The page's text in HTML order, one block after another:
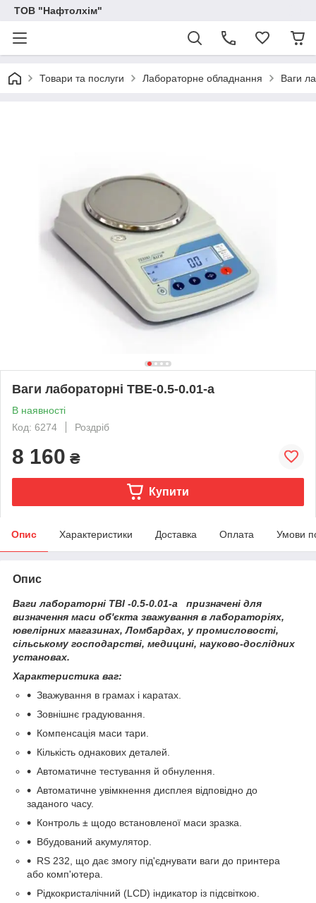
ТОВ "Нафтолхім"
Товари та послуги Лабораторне обладнання Ваги
Ваги лабораторні TBE-0.5-0.01-а
В наявності
Код: 6274
Роздріб
8 160 ₴
Купити
Опис Характеристики Доставка Оплата Умови
Опис
Ваги лабораторні ТВІ -0.5-0.01-а призначені для
визначення маси об'єкта зважування в лабораторіях,
ювелірних магазинах, Ломбардах, у промисловості,
сільському господарстві, медицині, науково-дослідних
установах.
Характеристика ваг:
Зважування в грамах і каратах.
Зовнішнє градуювання.
Компенсація маси тари.
Кількість однакових деталей.
Автоматичне тестування й обнулення.
Автоматичне увімкнення дисплея відповідно до
заданого часу.
Контроль ± щодо встановленої маси зразка.
Вбудований акумулятор.
RS 232, що дає змогу під'єднувати ваги до принтера
або комп'ютера.
Рідкокристалічний (LCD) індикатор із підсвіткою.